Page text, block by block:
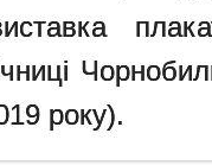
року).